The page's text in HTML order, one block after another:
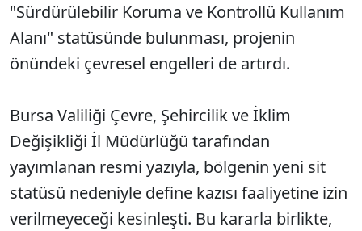
"Sürdürülebilir Koruma ve Kontrollü Kullanım
Alanı" statüsünde bulunması, projenin
önündeki çevresel engelleri de artırdı.
Bursa Valiliği Çevre, Şehircilik ve İklim
Değişikliği İl Müdürlüğü tarafından
yayımlanan resmi yazıyla, bölgenin yeni sit
statüsü nedeniyle define kazısı faaliyetine izin
verilmeyeceği kesinleşti. Bu kararla birlikte,